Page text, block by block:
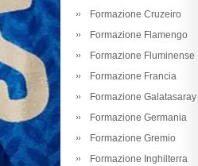
Formazione Cruzeiro
Formazione Flamengo
Formazione Fluminense
Formazione Francia
Formazione Galatasaray
Formazione Germania
Formazione Gremio
Formazione Inghilterra